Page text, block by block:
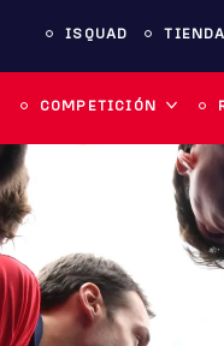
ISQUAD TIENDA
COMPETICIÓN